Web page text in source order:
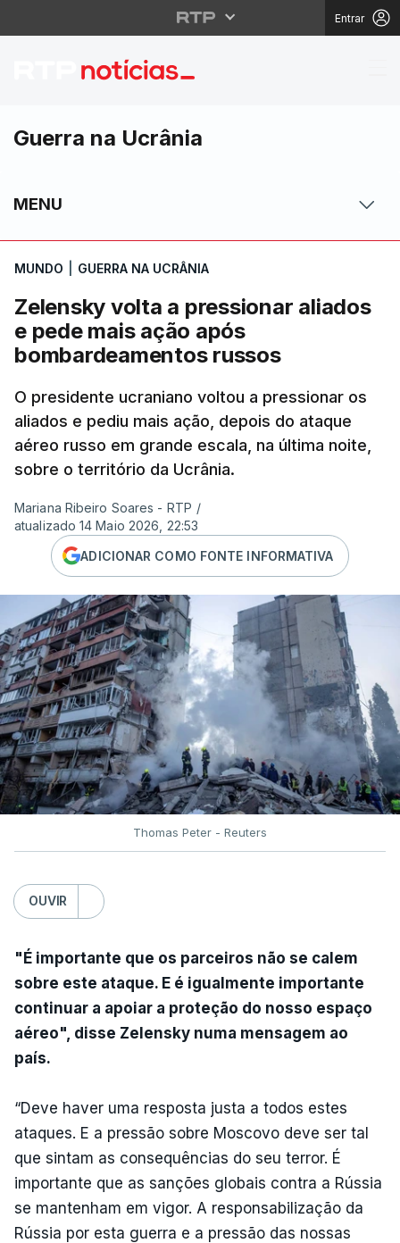
Entrar
Zelensky volta a
Guerra na Ucrânia
MENU
MUNDO GUERRA NA UCRÂNIA
Zelensky volta a pressionar aliados
e pede mais ação após
bombardeamentos russos
O presidente ucraniano voltou a pressionar os
aliados e pediu mais ação, depois do ataque
aéreo russo em grande escala, na última noite,
sobre o território da Ucrânia.
Mariana Ribeiro Soares - RTP /
atualizado 14 Maio 2026, 22:53
ADICIONAR COMO FONTE INFORMATIVA
Thomas Peter - Reuters
OUVIR
"É importante que os parceiros não se calem
sobre este ataque. E é igualmente importante
continuar a apoiar a proteção do nosso espaço
aéreo", disse Zelensky numa mensagem ao
país.
“Deve haver uma resposta justa a todos estes
ataques. E a pressão sobre Moscovo deve ser tal
que sintam as consequências do seu terror. É
importante que as sanções globais contra a Rússia
se mantenham em vigor. A responsabilização da
Rússia por esta guerra e a pressão das nossas